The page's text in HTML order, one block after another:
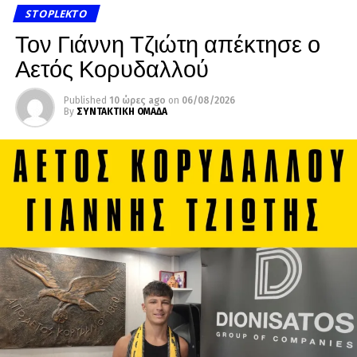
STOPLEKTO
Τον Γιάννη Τζιώτη απέκτησε ο
Αετός Κορυδαλλού
Published 10 ώρες ago on 06/08/2026
By ΣΥΝΤΑΚΤΙΚΗ ΟΜΑΔΑ